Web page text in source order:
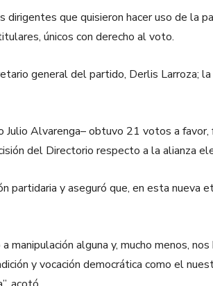
que quisieron hacer uso de la
únicos con derecho al voto.
general del partido, Derlis Larroza;
Alvarenga– obtuvo 21 votos a
del Directorio respecto a la alianza
y aseguró que, en esta nueva
manipulación alguna y, mucho menos,
y vocación democrática como el